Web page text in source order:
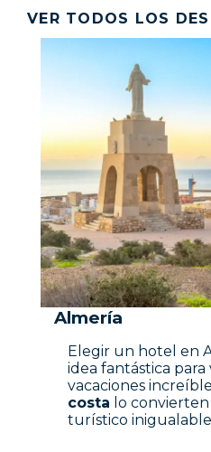
VER MÁS
VER TODOS LOS
Almería
Elegir un hotel en
idea fantástica para
vacaciones
costa lo
turístico